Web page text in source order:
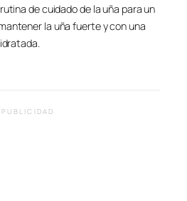
de cuidado de la uña para un
la uña fuerte y con una
PUBLICIDAD